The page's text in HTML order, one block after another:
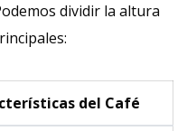
dividir la altura
del Café